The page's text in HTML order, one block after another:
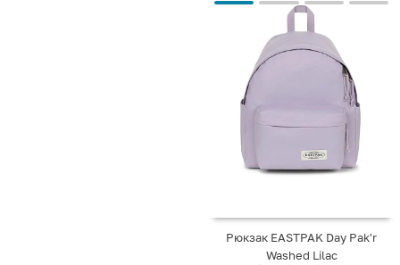
Рюкзак EASTPAK Day Pak'r
Washed Lilac